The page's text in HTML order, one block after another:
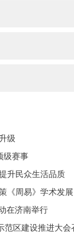
级
级赛事
升民众生活品质
《周易》学术发展
在济南举行
范区建设推进大会